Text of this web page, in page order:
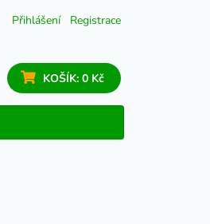
Přihlášení Registrace
KOŠÍK: 0 Kč